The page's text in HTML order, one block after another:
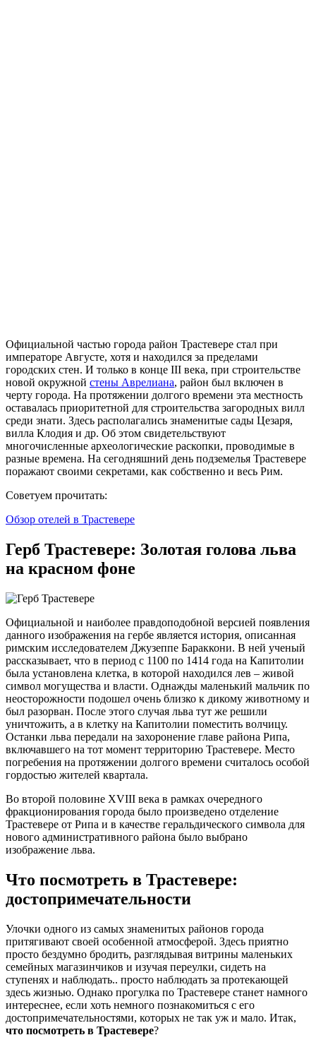
Официальной частью города район Трастевере стал при
императоре Августе, хотя и находился за пределами
городских стен. И только в конце III века, при строительстве
новой окружной стены Аврелиана, район был включен в
черту города. На протяжении долгого времени эта местность
оставалась приоритетной для строительства загородных вилл
среди знати. Здесь располагались знаменитые сады Цезаря,
вилла Клодия и др. Об этом свидетельствуют
многочисленные археологические раскопки, проводимые в
разные времена. На сегодняшний день подземелья Трастевере
поражают своими секретами, как собственно и весь Рим.
Советуем прочитать:
Обзор отелей в Трастевере
Герб Трастевере: Золотая голова льва
на красном фоне
Официальной и наиболее правдоподобной версией появления
данного изображения на гербе является история, описанная
римским исследователем Джузеппе Бараккони. В ней ученый
рассказывает, что в период с 1100 по 1414 года на Капитолии
была установлена клетка, в которой находился лев – живой
символ могущества и власти. Однажды маленький мальчик по
неосторожности подошел очень близко к дикому животному и
был разорван. После этого случая льва тут же решили
уничтожить, а в клетку на Капитолии поместить волчицу.
Останки льва передали на захоронение главе района Рипа,
включавшего на тот момент территорию Трастевере. Место
погребения на протяжении долгого времени считалось особой
гордостью жителей квартала.
Во второй половине XVIII века в рамках очередного
фракционирования города было произведено отделение
Трастевере от Рипа и в качестве геральдического символа для
нового административного района было выбрано
изображение льва.
Что посмотреть в Трастевере:
достопримечательности
Улочки одного из самых знаменитых районов города
притягивают своей особенной атмосферой. Здесь приятно
просто бездумно бродить, разглядывая витрины маленьких
семейных магазинчиков и изучая переулки, сидеть на
ступенях и наблюдать.. просто наблюдать за протекающей
здесь жизнью. Однако прогулка по Трастевере станет намного
интереснее, если хоть немного познакомиться с его
достопримечательностями, которых не так уж и мало. Итак,
что посмотреть в Трастевере?